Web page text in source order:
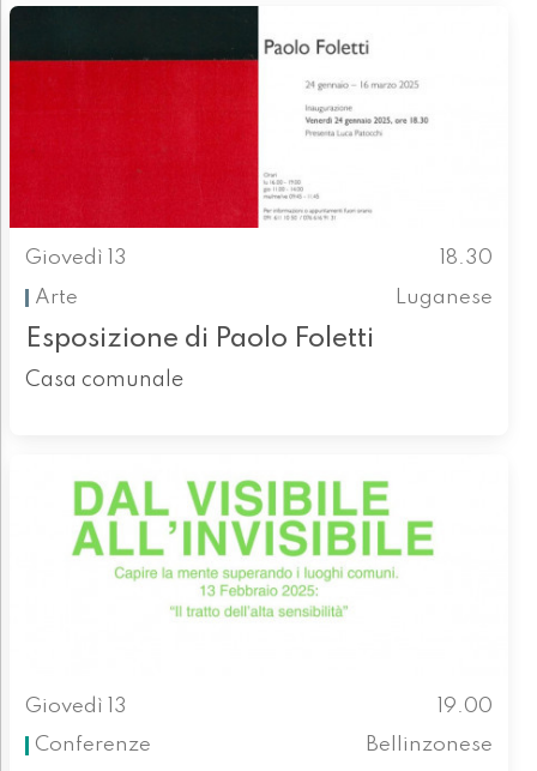
Giovedì 13
18.30
Arte
Luganese
Esposizione di Paolo Foletti
Casa comunale
Giovedì 13
19.00
Conferenze
Bellinzonese